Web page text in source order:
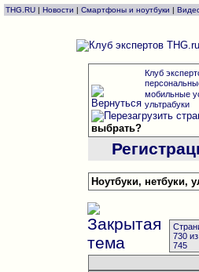
THG.RU | Новости | Смартфоны и ноутбуки |
Клуб
мобильные
ультрабуки
выбрать?
Ноутбуки, нетбуки,
730 из
745